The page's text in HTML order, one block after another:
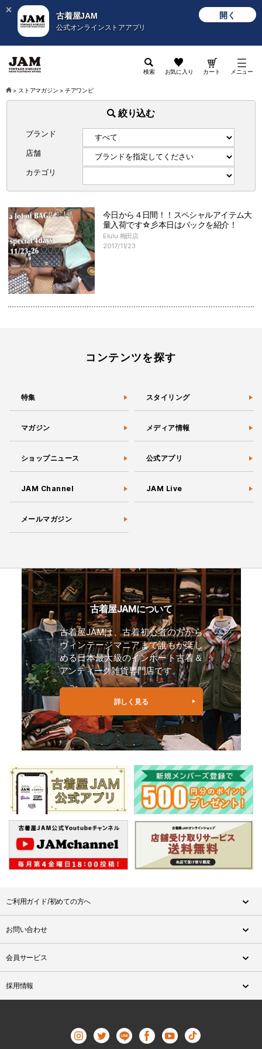
古着屋JAM
公式オンラインストアアプリ
開く
検索 お気に入り カート メニュー
> ストアマガジン > チアワンピ
絞り込む
ブランド
店舗
カテゴリ
今日から４日間！！スペシャルアイテム大
量入荷です☆彡本日はバックを紹介！
Elulu 梅田店
2017/11/23
コンテンツを探す
特集 スタイリング
マガジン メディア情報
ショップニュース 公式アプリ
JAM Channel JAM Live
メールマガジン
古着屋JAMについて
古着屋JAMは、古着初心者の方から
ヴィンテージマニアまで誰もが楽し
める日本最大級のインポート古着＆
アンティーク雑貨専門店です。
詳しく見る
ご利用ガイド/初めての方へ
お問い合わせ
会員サービス
採用情報